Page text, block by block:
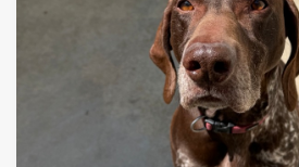
Rechercher